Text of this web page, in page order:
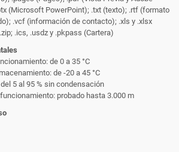
(Microsoft PowerPoint); .txt (texto); .rtf (formato
.vcf (información de contacto); .xls y .xlsx
.ics, .usdz y .pkpass (Cartera)
de 0 a 35 °C
de -20 a 45 °C
5 al 95 % sin condensación
probado hasta 3.000 m